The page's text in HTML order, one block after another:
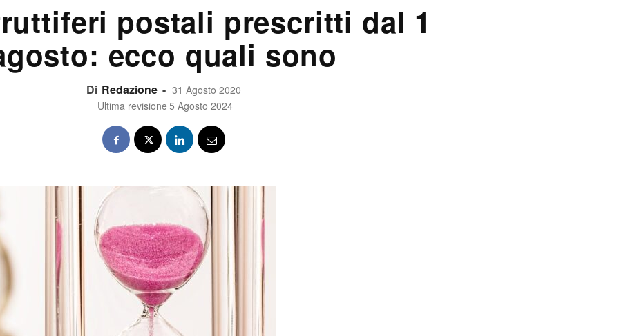
postali prescritti dal 1
ecco quali sono
Di Redazione - 31 Agosto 2020
Ultima revisione 5 Agosto 2024